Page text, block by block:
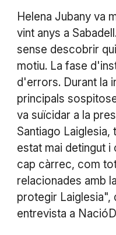
Helena Jubany va
vint anys a
sense descobrir
motiu. La fase
d'errors. Durant la
principals
va suïcidar a la
Santiago
estat mai detingut i
cap càrrec, com
relacionades amb
protegir Laiglesia",
entrevista a